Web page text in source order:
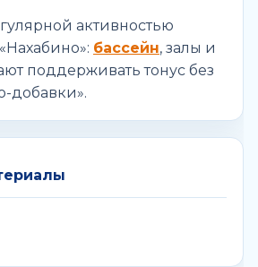
активностью
бассейн, залы и
поддерживать тонус без
добавки».